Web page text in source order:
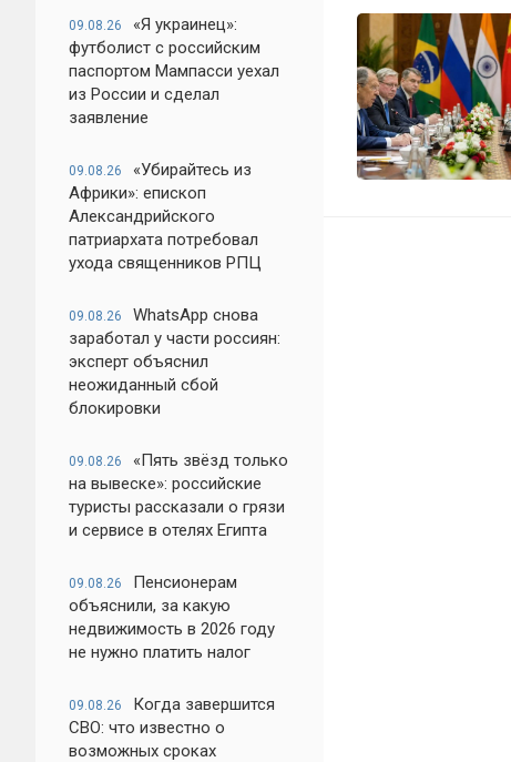
09.08.26
«Я украинец»:
футболист с российским
паспортом Мампасси уехал
из России и сделал
заявление
09.08.26
«Убирайтесь из
Африки»: епископ
Александрийского
патриархата потребовал
ухода священников РПЦ
09.08.26
WhatsApp снова
заработал у части россиян:
эксперт объяснил
неожиданный сбой
блокировки
09.08.26
«Пять звёзд только
на вывеске»: российские
туристы рассказали о грязи
и сервисе в отелях Египта
09.08.26
Пенсионерам
объяснили, за какую
недвижимость в 2026 году
не нужно платить налог
09.08.26
Когда завершится
СВО: что известно о
возможных сроках